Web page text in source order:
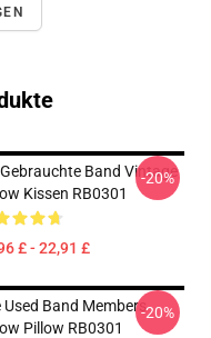
Gebrauchte Band Vintage
Kissen RB0301
£ - 22,91 £
-20%
Used Band Members
Pillow RB0301
-20%